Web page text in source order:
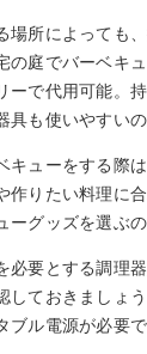
場所によっても
の庭でバーベキ
ーで代用可能。
具も使いやすい
キューをする際
作りたい料理に
ーグッズを選ぶ
必要とする調理
しておきましょ
ブル電源が必要で